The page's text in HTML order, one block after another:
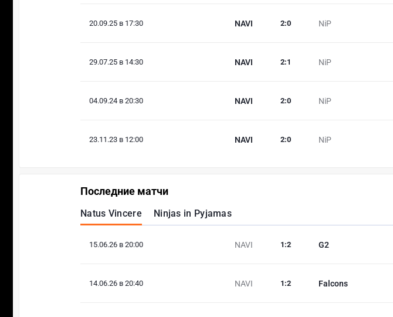
20.09.25 в 17:30 NAVI NiP
2:0
29.07.25 в 14:30 NAVI NiP
2:1
04.09.24 в 20:30 NAVI NiP
2:0
23.11.23 в 12:00 NAVI NiP
2:0
Последние матчи
Natus Vincere Ninjas in Pyjamas
15.06.26 в 20:00 NAVI G2
1 :2
14.06.26 в 20:40 NAVI Falcons
1 :2